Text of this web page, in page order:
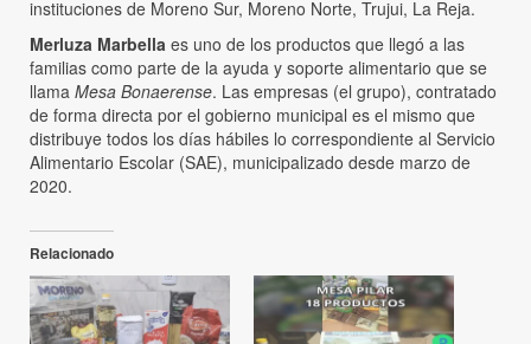
instituciones de Moreno Sur, Moreno Norte, Trujui, La Reja.
Merluza Marbella es uno de los productos que llegó a las
familias como parte de la ayuda y soporte alimentario que se
llama Mesa Bonaerense. Las empresas (el grupo), contratado
de forma directa por el gobierno municipal es el mismo que
distribuye todos los días hábiles lo correspondiente al Servicio
Alimentario Escolar (SAE), municipalizado desde marzo de
2020.
Relacionado